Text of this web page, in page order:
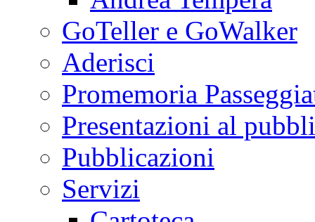
GoTeller e GoWalker
Aderisci
Promemoria
Presentazioni al
Pubblicazioni
Servizi